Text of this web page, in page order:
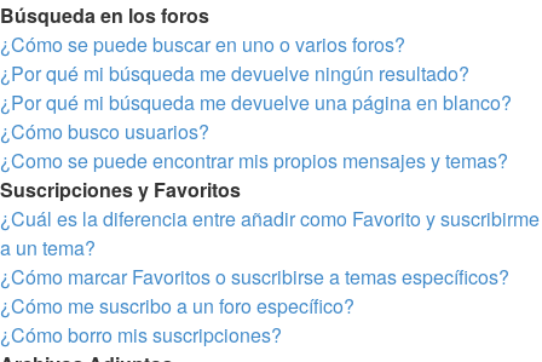
Búsqueda en los foros
¿Cómo se puede buscar en uno o varios foros?
¿Por qué mi búsqueda me devuelve ningún resultado?
¿Por qué mi búsqueda me devuelve una página en blanco?
¿Cómo busco usuarios?
¿Como se puede encontrar mis propios mensajes y temas?
Suscripciones y Favoritos
¿Cuál es la diferencia entre añadir como Favorito y suscribirme
a un tema?
¿Cómo marcar Favoritos o suscribirse a temas específicos?
¿Cómo me suscribo a un foro específico?
¿Cómo borro mis suscripciones?